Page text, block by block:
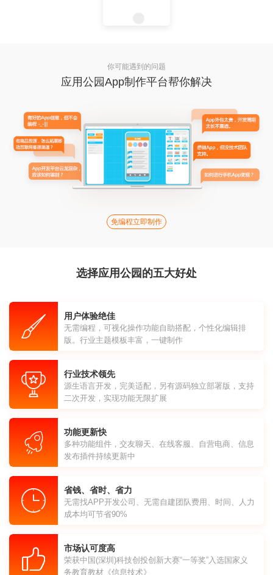
你可能遇到的问题
应用公园App制作平台帮你解决
免编程立即制作
选择应用公园的五大好处
用户体验绝佳
无需编程，可视化操作功能自助搭配，个性化编辑排
版。行业主题模板丰富，一键制作
行业技术领先
源生语言开发，完美适配，另有源码独立部署版，支持
二次开发，实现功能无限扩展
功能更新快
多种功能组件，交友聊天、在线客服、自营电商、信息
发布插件持续更新中
省钱、省时、省力
无需找APP开发公司、无需自建团队费用、时间、人力
成本均可节省90%
市场认可度高
荣获中国(深圳)科技创投创新大赛“一等奖”入选国家义
务教育教材《信息技术》